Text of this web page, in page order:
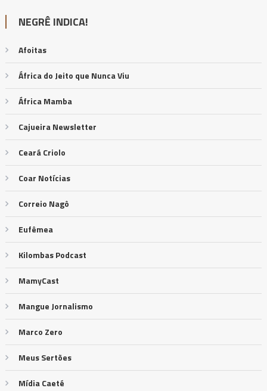
NEGRÊ INDICA!
Afoitas
África do Jeito que Nunca Viu
África Mamba
Cajueira Newsletter
Ceará Criolo
Coar Notícias
Correio Nagô
Eufêmea
Kilombas Podcast
MamyCast
Mangue Jornalismo
Marco Zero
Meus Sertões
Mídia Caeté